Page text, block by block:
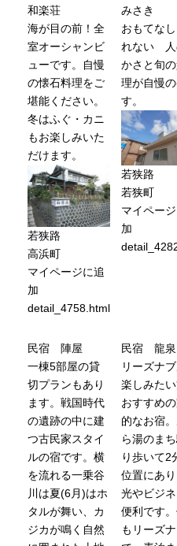
和楽荘
海が目の前！全
室オーシャンビ
ューです。自慢
の懐石料理をご
堪能ください。
冬はふぐ・カニ
もお楽しみいた
だけます。
若狭路
高浜町
マイページに追
加
detail_4758.html
みさき
おもてな
れない 人
かさと旬
理が自慢
す。
若狭路
若狭町
マイペー
加
民宿 陣屋
一棟5部屋の貸
切プランもあり
ます。戦国時代
の遺跡の中に建
つ古民家スタイ
ルの宿です。横
を流れる一乗谷
川は夏(6月)はホ
タルが舞い、カ
ジカが鳴く自然
民宿 龍泉
リーズナ
楽しみた
おすすめ
的なお宿
ら湯のま
り歩いて2
位置にあ
光やビジ
便利です
もリーズ